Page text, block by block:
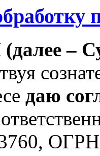
–
даю